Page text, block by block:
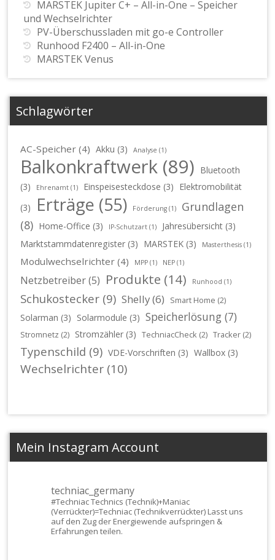
MARSTEK Jupiter C+ – All-in-One – Speicher
und Wechselrichter
PV-Überschussladen mit go-e Controller
Runhood F2400 – All-in-One
MARSTEK Venus
Schlagwörter
AC-Speicher (4) Akku (3) Analyse (1)
Balkonkraftwerk (89) Bluetooth
(3)
Ehrenamt (1) Einspeisesteckdose (3) Elektromobilität
(3)
Erträge (55) Förderung (1)
Grundlagen
(8) Home-Office (3) IP-Schutzart (1) Jahresübersicht (3)
Marktstammdatenregister (3) MARSTEK (3) Masterthesis (1)
Modulwechselrichter (4) MPP (1) NEP (1)
Netzbetreiber(5) Produkte (14) Runhood (1)
Schukostecker (9) Shelly(6) Smart Home (2)
Solarman (3) Solarmodule (3) Speicherlösung (7)
Stromnetz (2) Stromzähler (3) TechniacCheck (2) Tracker (2)
Typenschild (9) VDE-Vorschriften (3) Wallbox (3)
Wechselrichter (10)
Mein Instagram Account
techniac_germany
#TechniacTechnics (Technik)+Maniac
(Verrückter)=Techniac (Technikverrückter) Lasst uns
auf den Zug der Energiewende aufspringen &
Erfahrungen teilen.